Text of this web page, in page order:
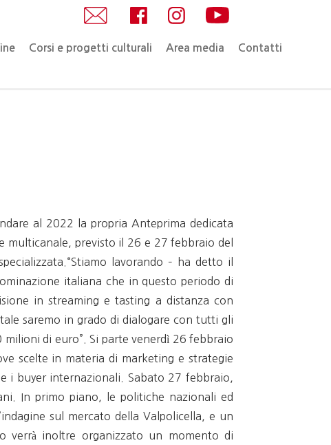
Corsi e progetti culturali Area media Contatti
al 2022 la propria Anteprima dedicata
multicanale, previsto il 26 e 27 febbraio del
lavorando – ha detto il
italiana che in questo periodo di
in streaming e tasting a distanza con
saremo in grado di dialogare con tutti gli
di euro”. Si parte venerdì 26 febbraio
scelte in materia di marketing e strategie
i buyer internazionali. Sabato 27 febbraio,
In primo piano, le politiche nazionali ed
sul mercato della Valpolicella, e un
verrà inoltre organizzato un momento di